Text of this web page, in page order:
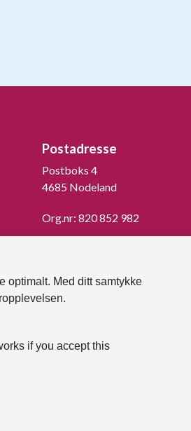
Postadresse
Postboks 4
4685 Nodeland
Org.nr: 820 852 982
optimalt. Med ditt samtykke
if you accept this